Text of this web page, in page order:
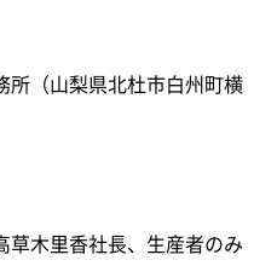
所（山梨県北杜市白州町横
木里香社長、生産者のみ